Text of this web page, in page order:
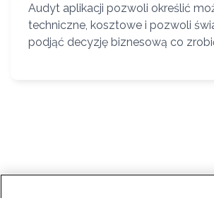
Audyt aplikacji pozwoli określić
techniczne, kosztowe i pozwoli
podjąć decyzję biznesową co